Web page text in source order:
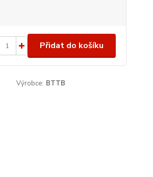
Přidat do košíku
Výrobce: BTTB